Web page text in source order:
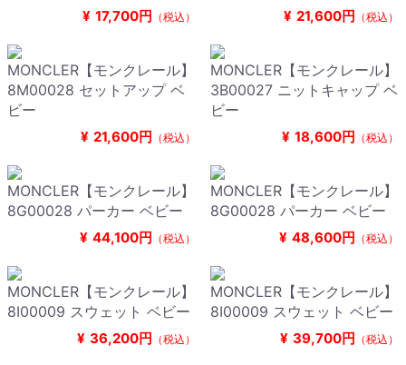
¥ 17,700円 （税込） ¥ 21,600円 （税込）
MONCLER【モンクレール】
8M00028 セットアップ ベ
ビー
¥ 21,600円 （税込）
MONCLER【モンクレール】
3B00027 ニットキャップ ベ
ビー
¥ 18,600円 （税込）
MONCLER【モンクレール】
8G00028 パーカー ベビー
¥ 44,100円 （税込）
MONCLER【モンクレール】
8G00028 パーカー ベビー
¥ 48,600円 （税込）
MONCLER【モンクレール】
8I00009 スウェット ベビー
¥ 36,200円 （税込）
MONCLER【モンクレール】
8I00009 スウェット ベビー
¥ 39,700円 （税込）